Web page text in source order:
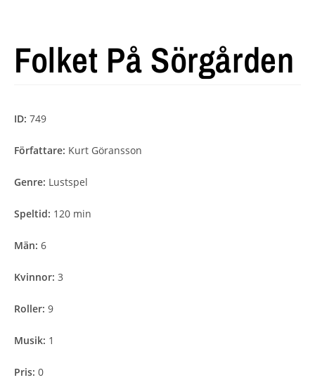
Folket På Sörgården
ID: 749
Författare: Kurt Göransson
Genre: Lustspel
Speltid: 120 min
Män: 6
Kvinnor: 3
Roller: 9
Musik: 1
Pris: 0